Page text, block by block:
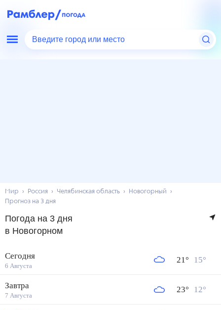
Введите город или место
Мир Россия Челябинская область
Новогорный
Прогноз на 3 дня
Погода на 3 дня
в Новогорном
Сегодня
6 Августа
21° 15°
Завтра
7 Августа
23° 12°